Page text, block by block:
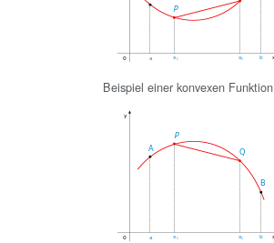
Beispiel einer konvexen Funktion